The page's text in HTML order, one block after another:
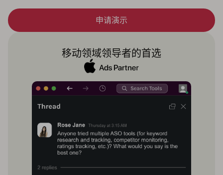
申请演示
移动领域领导者的首选